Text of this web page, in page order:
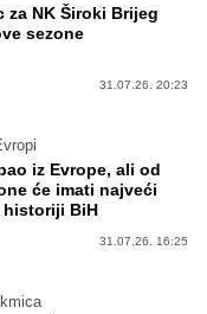
za NK Široki Brijeg
sezone
31.07.26. 20:23
iz Evrope, ali od
će imati najveći
BiH
31.07.26. 16:25